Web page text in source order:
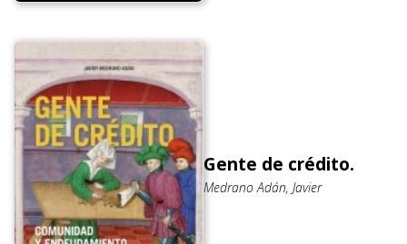
Gente de crédito.
Medrano Adán, Javier